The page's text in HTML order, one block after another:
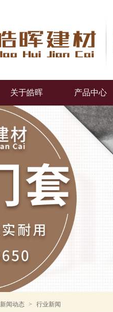
关于皓晖 产品中心
新闻动态 > 行业新闻